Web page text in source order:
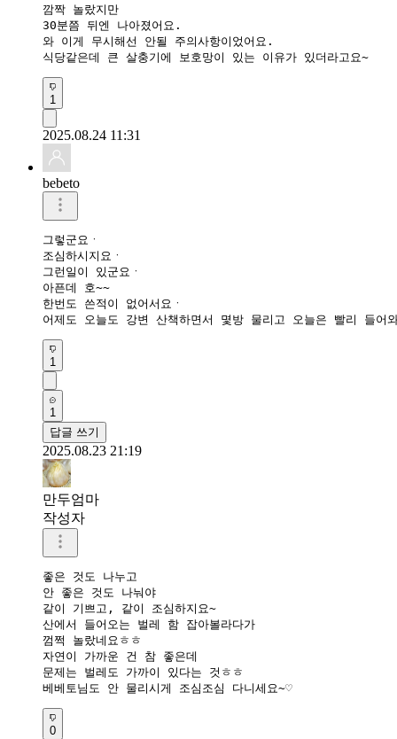
깜짝 놀랐지만
30분쯤 뒤엔 나아졌어요.
와 이게 무시해선 안될 주의사항이었어요.
식당같은데 큰 살충기에 보호망이 있는 이유가 있더라고요~
1
2025.08.24 11:31
bebeto
그렇군요ㆍ
조심하시지요ㆍ
그런일이 있군요ㆍ
아픈데 호~~
한번도 쓴적이 없어서요ㆍ
어제도 오늘도 강변 산책하면서 몇방 물리고 오늘은 빨리 들
1
1
답글 쓰기
2025.08.23 21:19
만두엄마
작성자
좋은 것도 나누고
안 좋은 것도 나눠야
같이 기쁘고, 같이 조심하지요~
산에서 들어오는 벌레 함 잡아볼라다가
껌쩍 놀랐네요ㅎㅎ
자연이 가까운 건 참 좋은데
문제는 벌레도 가까이 있다는 것ㅎㅎ
베베토님도 안 물리시게 조심조심 다니세요~♡
0